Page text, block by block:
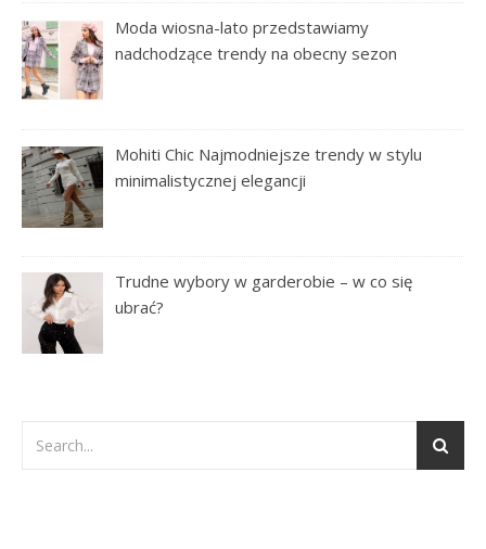
Moda wiosna-lato przedstawiamy
nadchodzące trendy na obecny sezon
Mohiti Chic Najmodniejsze trendy w stylu
minimalistycznej elegancji
Trudne wybory w garderobie – w co się
ubrać?